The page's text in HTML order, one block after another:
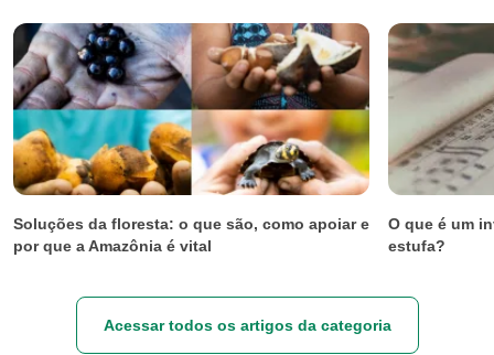
Soluções da floresta: o que são, como apoiar e
por que a Amazônia é vital
O que é um
estufa?
Acessar todos os artigos da categoria